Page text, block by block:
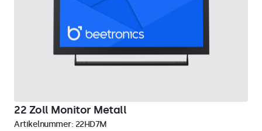
22 Zoll Monitor Metall
Artikelnummer: 22HD7M